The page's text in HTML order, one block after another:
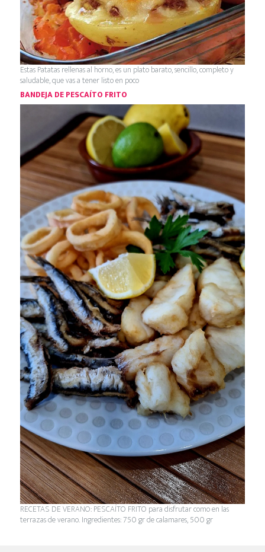
Estas Patatas rellenas al horno, es un plato barato, sencillo, completo y
saludable, que vas a tener listo en poco
BANDEJA DE PESCAÍTO FRITO
RECETAS DE VERANO: PESCAÍTO FRITO para disfrutar como en las
terrazas de verano. Ingredientes: 750 gr de calamares, 500 gr